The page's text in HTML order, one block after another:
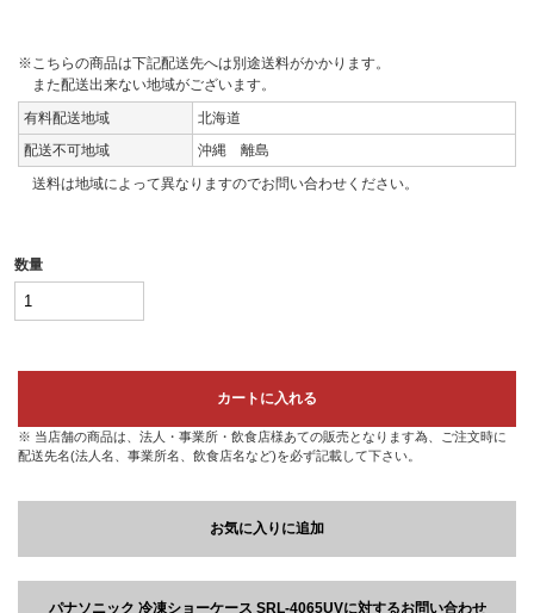
※こちらの商品は下記配送先へは別途送料がかかります。
また配送出来ない地域がございます。
有料配送地域
北海道
配送不可地域
沖縄 離島
送料は地域によって異なりますのでお問い合わせください。
数量
カートに入れる
※ 当店舗の商品は、法人・事業所・飲食店様あての販売となります為、ご注文時に
配送先名(法人名、事業所名、飲食店名など)を必ず記載して下さい。
お気に入りに追加
パナソニック 冷凍ショーケース SRL-4065UVに対するお問い合わせ